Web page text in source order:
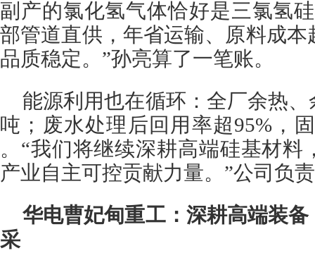
副产的氯化氢气体恰好是三氯氢
部管道直供，年省运输、原料成本
品质稳定。”孙亮算了一笔账。
能源利用也在循环：全厂余热
吨；废水处理后回用率超95%，
。“我们将继续深耕高端硅基材料
产业自主可控贡献力量。”公司负
华电曹妃甸重工：深耕高端装
采